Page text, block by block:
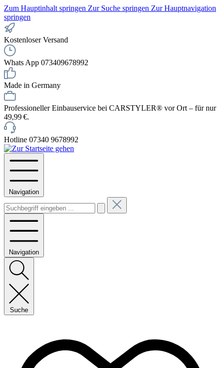
Zum Hauptinhalt springen Zur Suche springen Zur Hauptnavigation
springen
Kostenloser Versand
Whats App 073409678992
Made in Germany
Professioneller Einbauservice bei CARSTYLER® vor Ort – für nur
49,99 €.
Hotline 07340 9678992
Navigation
Navigation
Suche